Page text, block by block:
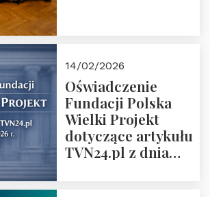
14/02/2026
Oświadczenie
Fundacji Polska
Wielki Projekt
dotyczące artykułu
TVN24.pl z dnia